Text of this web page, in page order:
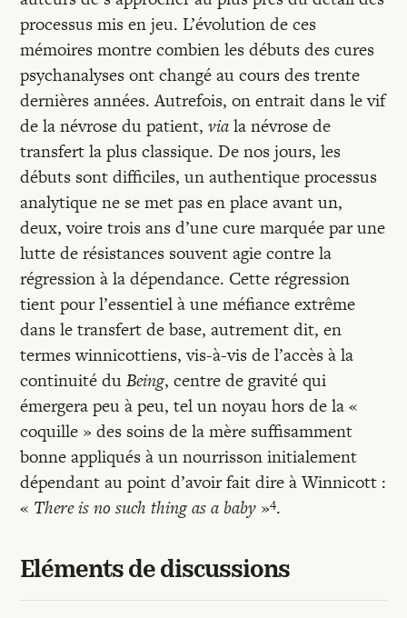
processus mis en jeu. L’évolution de ces
mémoires montre combien les débuts des cures
psychanalyses ont changé au cours des trente
dernières années. Autrefois, on entrait dans le vif
de la névrose du patient,viala névrose de
transfert la plus classique. De nos jours, les
débuts sont difficiles, un authentique processus
analytique ne se met pas en place avant un,
deux, voire trois ans d’une cure marquée par une
lutte de résistances souvent agie contre la
régression à la dépendance. Cette régression
tient pour l’essentiel à une méfiance extrême
dans le transfert de base, autrement dit, en
termes winnicottiens, vis-à-vis de l’accès à la
continuité duBeing, centre de gravité qui
émergera peu à peu, tel un noyau hors de la «
coquille » des soins de la mère suffisamment
bonne appliqués à un nourrisson initialement
dépendant au point d’avoir fait dire à Winnicott :
« There is no such thing as a baby »4.
Eléments de discussions